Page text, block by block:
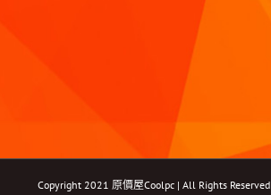
Copyright 2021 原價屋Coolpc | All Rights Reserved